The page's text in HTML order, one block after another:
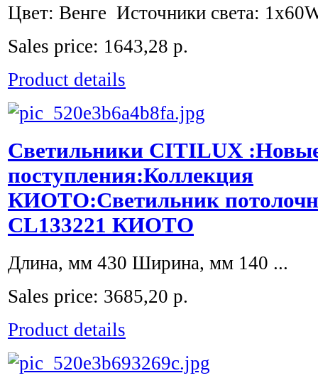
Цвет: Венге Источники света:
Sales price: 1643,28 р.
Product details
Светильники CITILUX
поступления:Коллекция
КИОТО:Светильник
CL133221 КИОТО
Длина, мм 430 Ширина, мм 140 ...
Sales price: 3685,20 р.
Product details